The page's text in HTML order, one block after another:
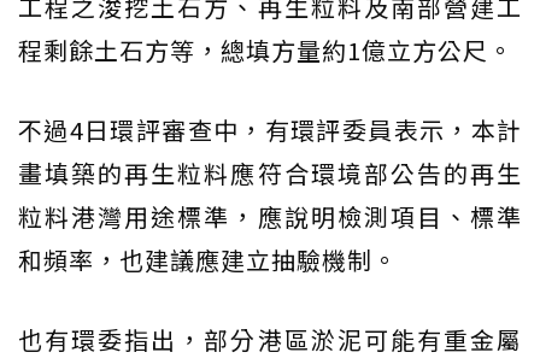
程剩餘土石方等，總填方量約1億立方公尺。
不過4日環評審查中，有環評委員表示，本計
畫填築的再生粒料應符合環境部公告的再生
粒料港灣用途標準，應說明檢測項目、標準
和頻率，也建議應建立抽驗機制。
也有環委指出，部分港區淤泥可能有重金屬